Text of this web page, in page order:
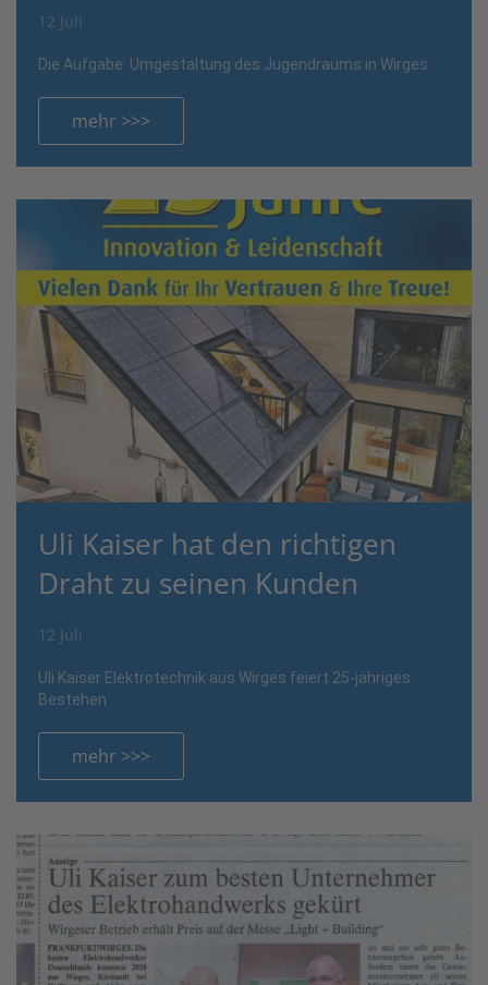
12 Juli
Die Aufgabe: Umgestaltung des Jugendraums in Wirges
mehr >>>
Uli Kaiser hat den richtigen
Draht zu seinen Kunden
12 Juli
Uli Kaiser Elektrotechnik aus Wirges feiert 25-jähriges
Bestehen
mehr >>>